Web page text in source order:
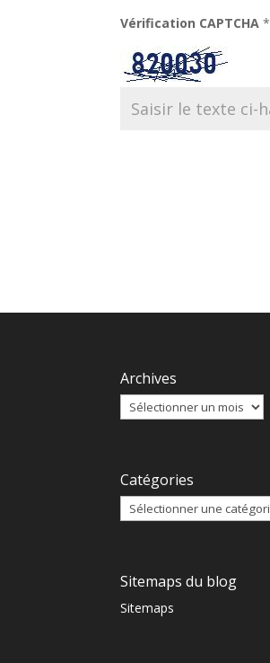
Vérification CAPTCHA*
Archives
Catégories
Sitemaps du blog
Sitemaps